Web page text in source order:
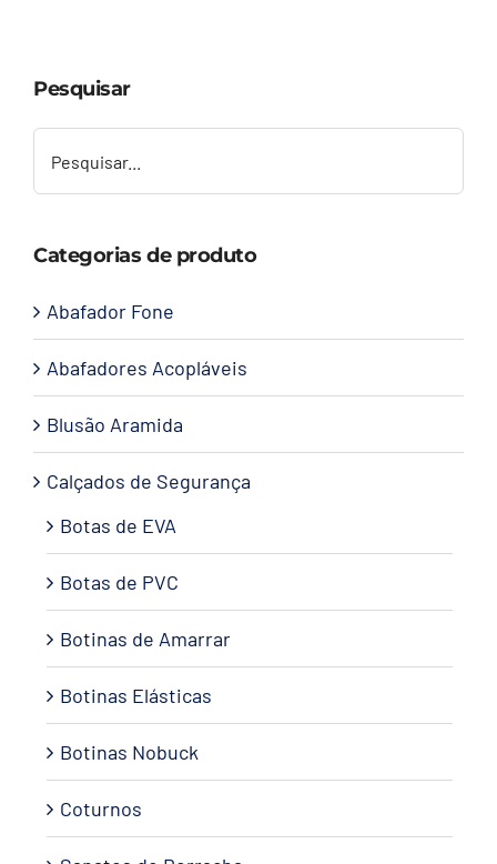
Contato
Pesquisar
Categorias de produto
Abafador Fone
Abafadores Acopláveis
Blusão Aramida
Calçados de Segurança
Botas de EVA
Botas de PVC
Botinas de Amarrar
Botinas Elásticas
Botinas Nobuck
Coturnos